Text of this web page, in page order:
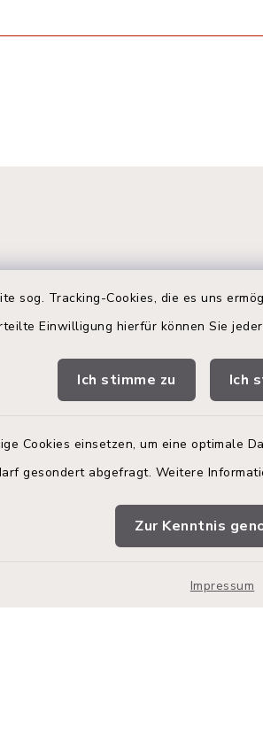
sog. Tracking-Cookies, die es uns
Einwilligung hierfür können Sie
Ich stimme zu Ich
Cookies einsetzen, um eine optimale
gesondert abgefragt. Weitere
Zur Kenntnis
Impressum
bis Donnerstag:
zusätzlich:
Uhr